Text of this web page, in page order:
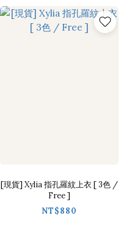
[現貨] Xylia 指孔羅紋上衣 [ 3色 /
Free ]
NT$880